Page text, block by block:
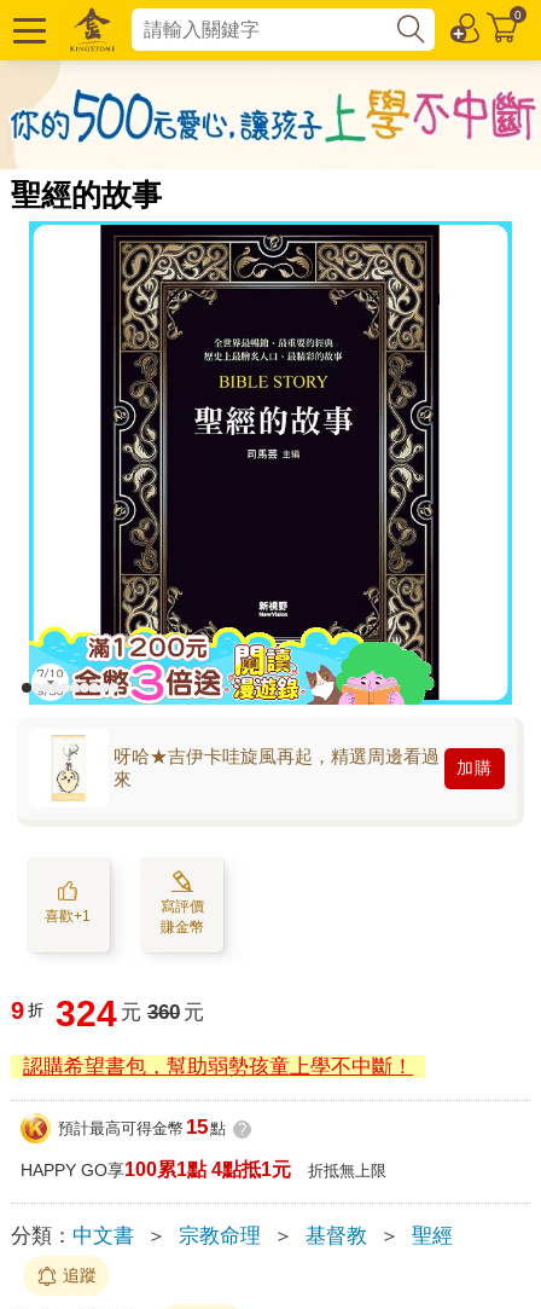
0
聖經的故事
呀哈★吉伊卡哇旋風再起，精選周邊看過
來
加購
喜歡+1
寫評價
賺金幣
9 折 324 元 360 元
認購希望書包，幫助弱勢孩童上學不中斷！
預計最高可得金幣 15點 ?
HAPPY GO享100累1點 4點抵1元 折抵無上限
分類： 中文書 ＞ 宗教命理 ＞ 基督教 ＞ 聖經
追蹤